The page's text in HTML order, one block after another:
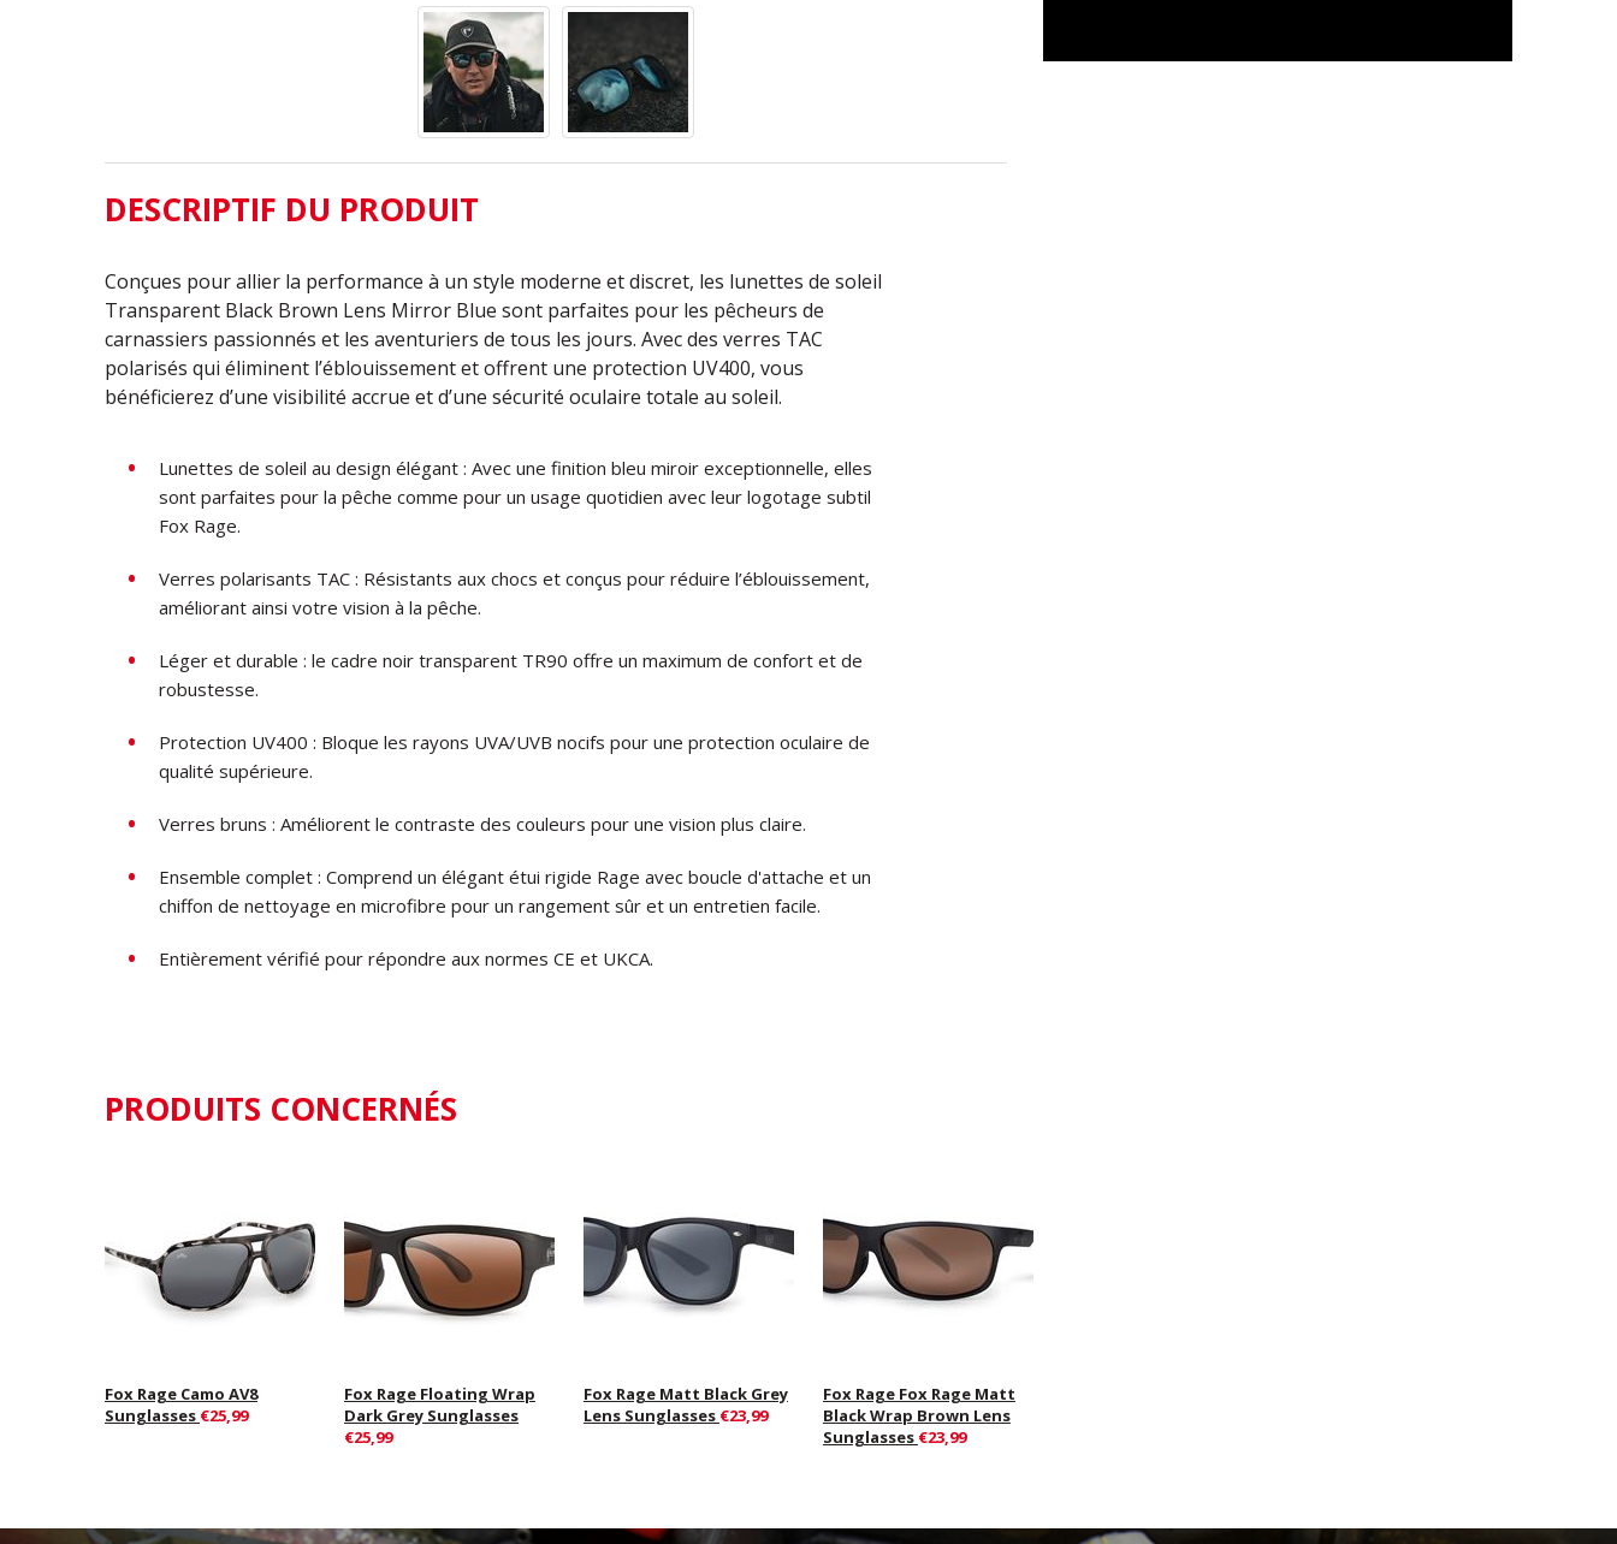
DESCRIPTIF DU PRODUIT
Conçues pour allier la performance à un style moderne et discret, les lunettes de soleil
Transparent Black Brown Lens Mirror Blue sont parfaites pour les pêcheurs de
carnassiers passionnés et les aventuriers de tous les jours. Avec des verres TAC
polarisés qui éliminent l’éblouissement et offrent une protection UV400, vous
bénéficierez d’une visibilité accrue et d’une sécurité oculaire totale au soleil.
Lunettes de soleil au design élégant : Avec une finition bleu miroir exceptionnelle, elles
sont parfaites pour la pêche comme pour un usage quotidien avec leur logotage subtil
Fox Rage.
Verres polarisants TAC : Résistants aux chocs et conçus pour réduire l’éblouissement,
améliorant ainsi votre vision à la pêche.
Léger et durable : le cadre noir transparent TR90 offre un maximum de confort et de
robustesse.
Protection UV400 : Bloque les rayons UVA/UVB nocifs pour une protection oculaire de
qualité supérieure.
Verres bruns : Améliorent le contraste des couleurs pour une vision plus claire.
Ensemble complet : Comprend un élégant étui rigide Rage avec boucle d'attache et un
chiffon de nettoyage en microfibre pour un rangement sûr et un entretien facile.
Entièrement vérifié pour répondre aux normes CE et UKCA.
PRODUITS CONCERNÉS
Fox Rage Camo AV8
Sunglasses €25,99
Fox Rage Floating Wrap
Dark Grey Sunglasses
€25,99
Fox Rage Matt Black Grey
Lens Sunglasses €23,99
Fox Rage Fox Rage Matt
Black Wrap Brown Lens
Sunglasses €23,99